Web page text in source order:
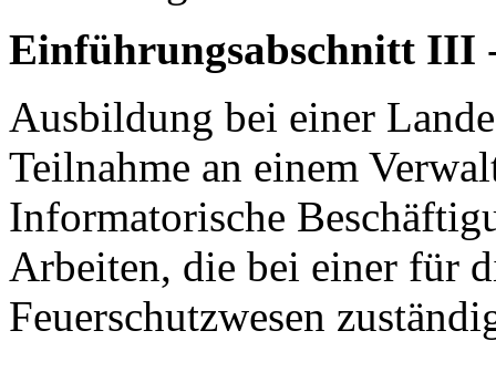
Einführungsabschnitt III
Ausbildung bei einer
Teilnahme an einem
Informatorische
Arbeiten, die bei einer für
Feuerschutzwesen